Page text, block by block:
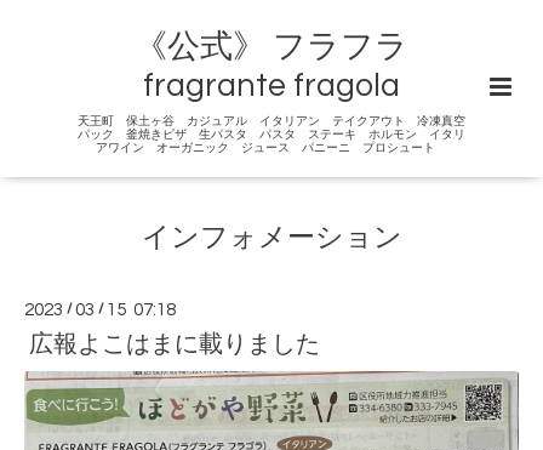
《公式》 フラフラ
fragrante fragola
天王町 保土ヶ谷 カジュアル イタリアン テイクアウト 冷凍真空
パック 釜焼きピザ 生パスタ パスタ ステーキ ホルモン イタリ
アワイン オーガニック ジュース パニーニ プロシュート
インフォメーション
2023 /03 / 15 07:18
広報よこはまに載りました